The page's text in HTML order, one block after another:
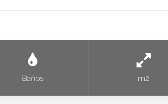
Baños m2